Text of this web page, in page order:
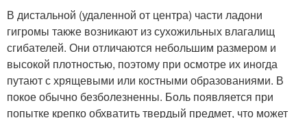
В дистальной (удаленной от центра) части ладони
гигромы также возникают из сухожильных влагалищ
сгибателей. Они отличаются небольшим размером и
высокой плотностью, поэтому при осмотре их иногда
путают с хрящевыми или костными образованиями. В
покое обычно безболезненны. Боль появляется при
попытке крепко обхватить твердый предмет, что может